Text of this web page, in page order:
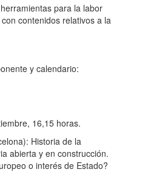
para la labor
contenidos relativos a la
y calendario:
16,15 horas.
Historia de la
abierta y en construcción.
o interés de Estado?